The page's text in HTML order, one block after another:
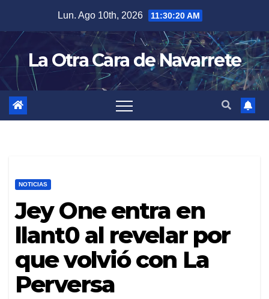
content
Lun. Ago 10th, 2026 11:30:21 AM
La Otra Cara de Navarrete
NOTICIAS
Jey One entra en
llant0 al revelar por
que volvió con La
Perversa